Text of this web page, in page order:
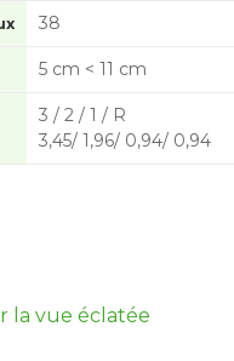
38
5 cm < 11 cm
3 / 2 / 1 / R
3,45/ 1,96/ 0,94/ 0,94
la vue éclatée